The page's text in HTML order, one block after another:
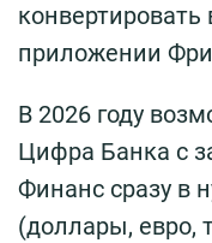
приложении
В 2026 году
Цифра Банка с
Финанс сразу в
(доллары, евро,